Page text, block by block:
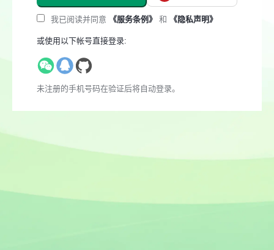
我已阅读并同意 《服务条例》 和 《隐私声明》
或使用以下帐号直接登录:
未注册的手机号码在验证后将自动登录。